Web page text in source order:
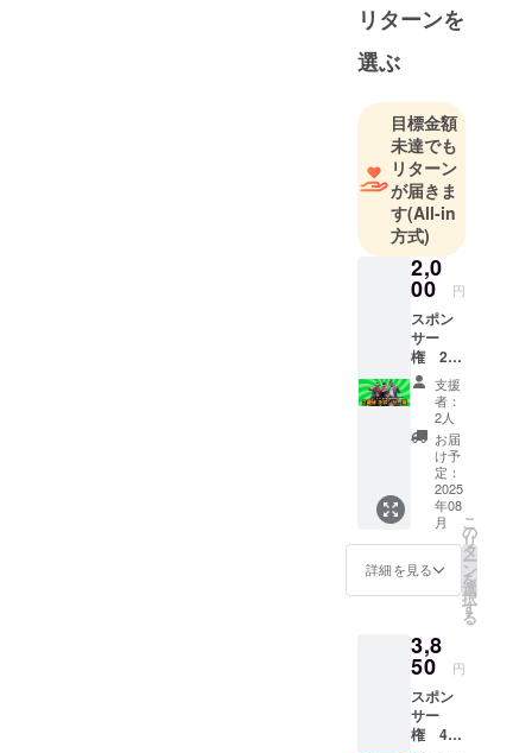
等で幅広く
活動中で
す。
こっ！ヨロ
シクお願い
申し上げま
す。
リターンを
選ぶ
目標金額
未達でも
リターン
が届きま
す(All-in
方式)
2,0
00 円
スポン
サー
権 2週
分 「こ
の番組
は〇〇
さんの
ご提供
でお送
りして
おりま
す」 こ
ちらを
ラジオ
の冒頭
で（2回
分）、
ご協力
者とし
て名前
（ラジ
オネー
支援
者：
2人
お届
け予
定：
2025
年08
月
詳細を見る
こ
の
リ
タ
ー
ン
を
選
択
す
る
3,8
50 円
スポン
サー
権 4週